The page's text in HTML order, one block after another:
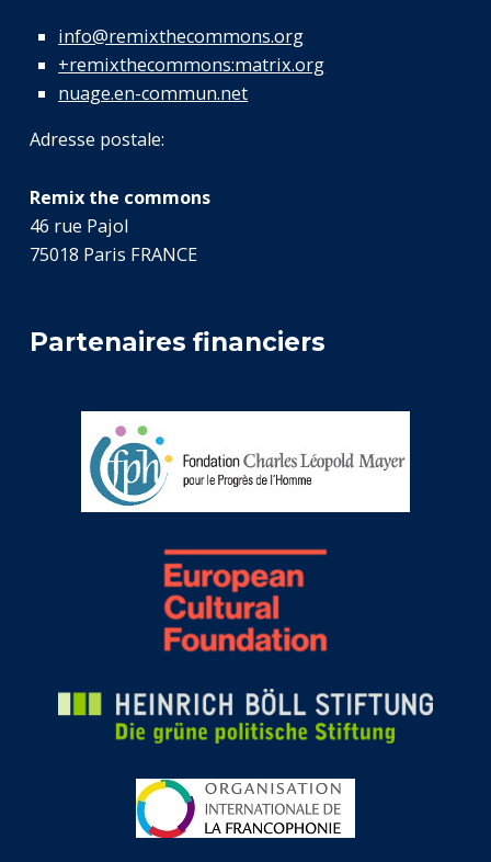
info@remixthecommons.org
+remixthecommons:matrix.org
nuage.en-commun.net
Adresse postale:
Remix the commons
46 rue Pajol
75018 Paris FRANCE
Partenaires financiers